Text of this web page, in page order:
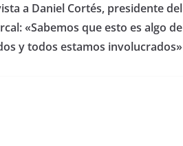
a Daniel Cortés, presidente del
«Sabemos que esto es algo de
y todos estamos involucrados»